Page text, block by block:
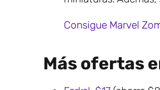
Consigue Marvel
Más ofertas